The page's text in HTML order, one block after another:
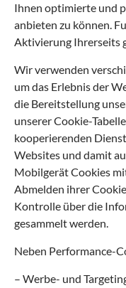
Ihnen optimierte und
anbieten zu können.
Aktivierung Ihrerseits
Wir verwenden
um das Erlebnis der
die Bereitstellung
unserer Cookie-
kooperierenden
Websites und damit
Mobilgerät Cookies
Abmelden ihrer
Kontrolle über die
gesammelt werden.
Neben Performance-
– Werbe- und